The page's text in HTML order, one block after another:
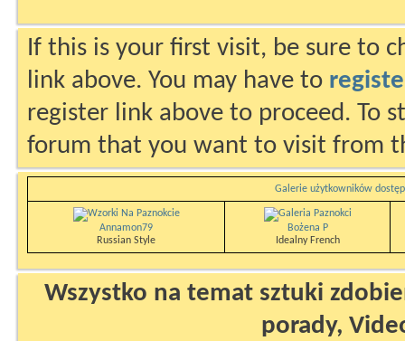
If this is your first visit, be sure to
link above. You may have to
register link above to proceed. To
forum that you want to visit from
Galerie użytkowników
Annamon79
Russian Style
Bożena P
Idealny French
Wszystko na temat sztuki
porady,